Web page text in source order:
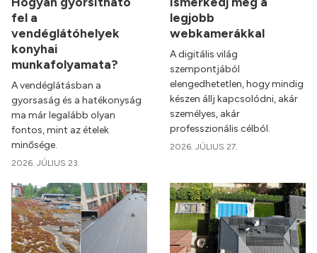
fel a
vendéglátóhelyek
konyhai
munkafolyamata?
A vendéglátásban a
gyorsaság és a hatékonyság
ma már legalább olyan
fontos, mint az ételek
minősége.
2026. JÚLIUS 23.
legjobb
webkamerákkal
A digitális világ
szempontjából
elengedhetetlen, hogy mindig
készen állj kapcsolódni, akár
személyes, akár
professzionális célból.
2026. JÚLIUS 27.